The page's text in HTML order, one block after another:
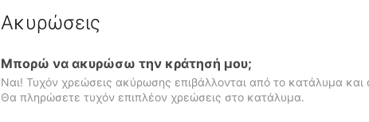
Ακυρώσεις
Μπορώ να ακυρώσω την κράτησή μου;
Ναι! Τυχόν χρεώσεις ακύρωσης επιβάλλονται από το κατάλυμα
Θα πληρώσετε τυχόν επιπλέον χρεώσεις στο κατάλυμα.